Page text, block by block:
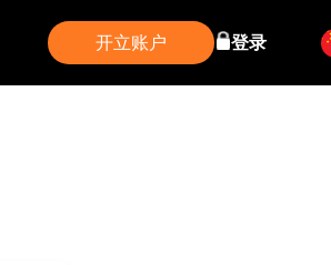
开立账户 登录